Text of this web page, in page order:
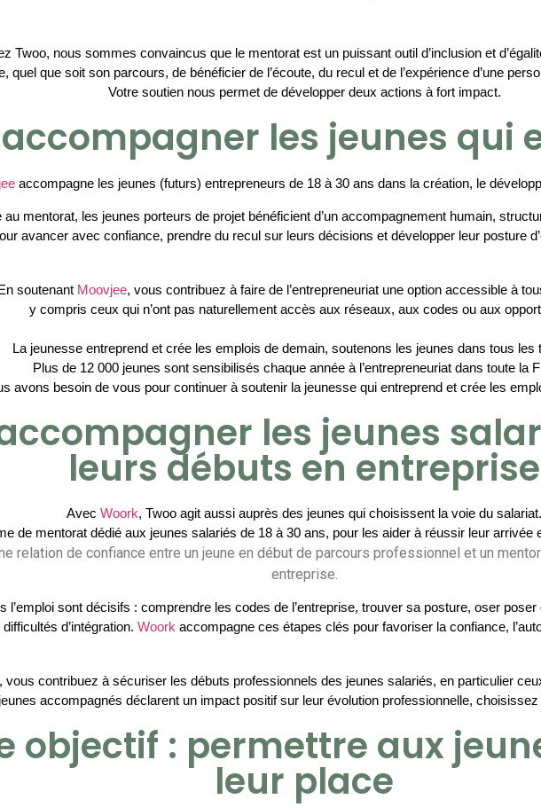
Twoo, nous sommes convaincus que le mentorat est un puissant outil d’inclusion et
quel que soit son parcours, de bénéficier de l’écoute, du recul et de l’expérience d’une
Votre soutien nous permet de développer deux actions à fort impact.
accompagner les jeunes qui
accompagne les jeunes (futurs) entrepreneurs de 18 à 30 ans dans la création, le
au mentorat, les jeunes porteurs de projet bénéficient d’un accompagnement humain,
avancer avec confiance, prendre du recul sur leurs décisions et développer leur posture
En soutenant Moovjee, vous contribuez à faire de l’entrepreneuriat une option accessible à
y compris ceux qui n’ont pas naturellement accès aux réseaux, aux codes ou aux
La jeunesse entreprend et crée les emplois de demain, soutenons les jeunes dans tous les
Plus de 12 000 jeunes sont sensibilisés chaque année à l’entrepreneuriat dans toute la
avons besoin de vous pour continuer à soutenir la jeunesse qui entreprend et crée les
les jeunes
leurs débuts en entreprise
Avec Woork, Twoo agit aussi auprès des jeunes qui choisissent la voie du salariat.
de mentorat dédié aux jeunes salariés de 18 à 30 ans, pour les aider à réussir leur arrivée
relation de confiance entre un jeune en début de parcours professionnel et un
entreprise.
l’emploi sont décisifs : comprendre les codes de l’entreprise, trouver sa posture, oser
d’intégration. Woork accompagne ces étapes clés pour favoriser la confiance,
, vous contribuez à sécuriser les débuts professionnels des jeunes salariés, en particulier
accompagnés déclarent un impact positif sur leur évolution professionnelle, choisissez
objectif : permettre aux
leur place